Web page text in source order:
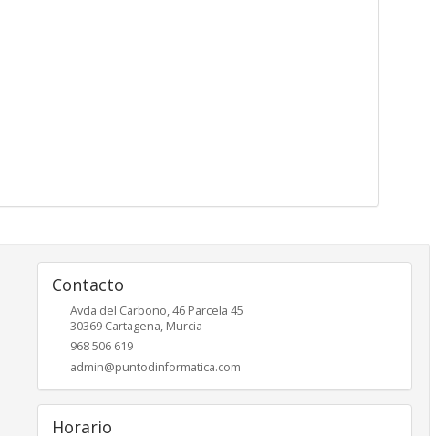
Contacto
Avda del Carbono, 46 Parcela 45
30369 Cartagena, Murcia
968 506 619
admin@puntodinformatica.com
Horario